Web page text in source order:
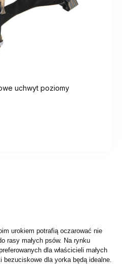
uchwyt poziomy
urokiem potrafią oczarować nie
rasy małych psów. Na rynku
dla właścicieli małych
bezuciskowe dla yorka będą idealne.